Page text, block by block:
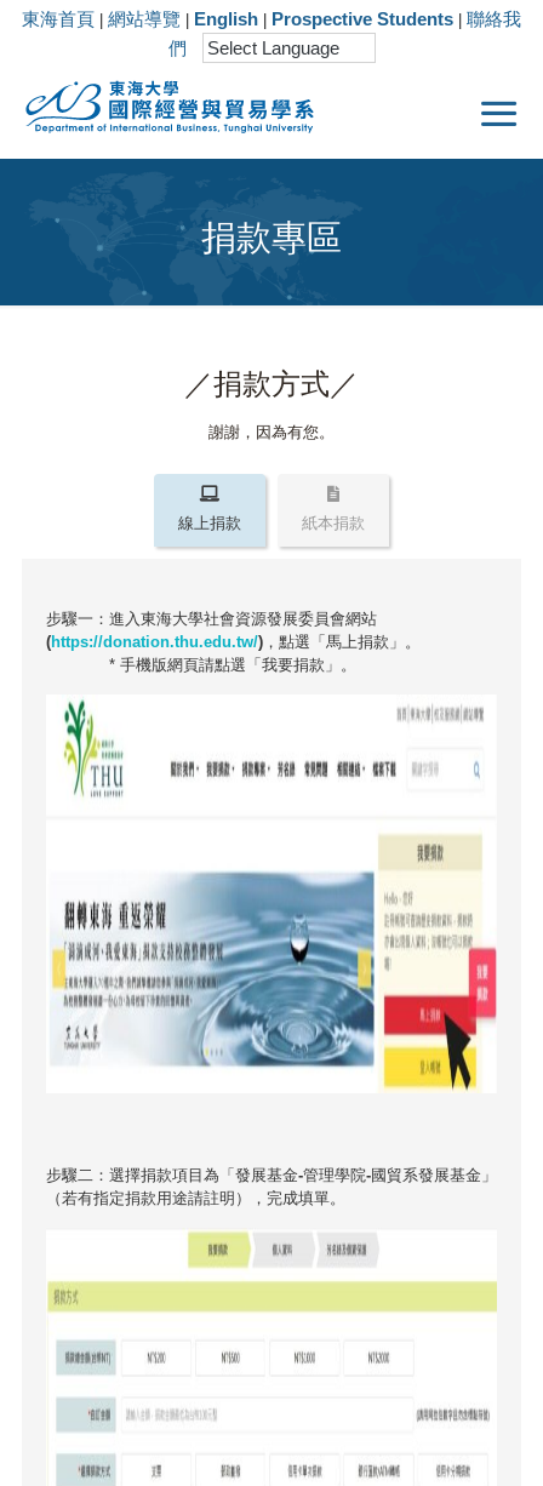
東海首頁 網站導覽 English Prospective Students
聯絡我
們
捐款專區
／捐款方式／
謝謝，因為有您。
線上捐款 紙本捐款
步驟一：進入東海大學社會資源發展委員會網站
(https://donation.thu.edu.tw/)，點選「馬上捐款」。
* 手機版網頁請點選 「我要捐款」 。
步驟二：選擇捐款項目為「發展基金-管理學院-國貿系發展基金」
（若有指定捐款用途請註明），完成填單。